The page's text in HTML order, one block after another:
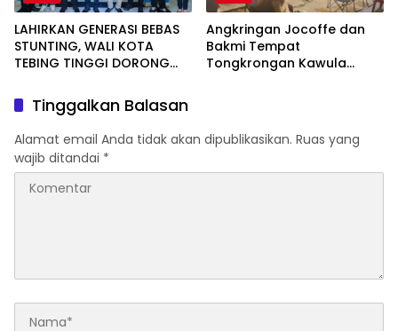
LAHIRKAN GENERASI BEBAS
STUNTING, WALI KOTA
TEBING TINGGI DORONG
Angkringan Jocoffe dan
Bakmi Tempat
Tongkrongan Kawula
Tinggalkan Balasan
Alamat email Anda tidak akan dipublikasikan. Ruas yang
wajib ditandai *